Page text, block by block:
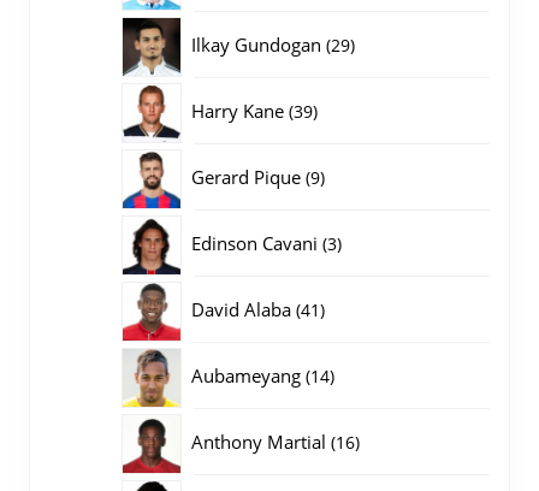
Ilkay Gundogan 2929
Harry Kane 3939
Gerard Pique 99
Edinson Cavani 33
David Alaba 4141
Aubameyang 1414
Anthony Martial 1616